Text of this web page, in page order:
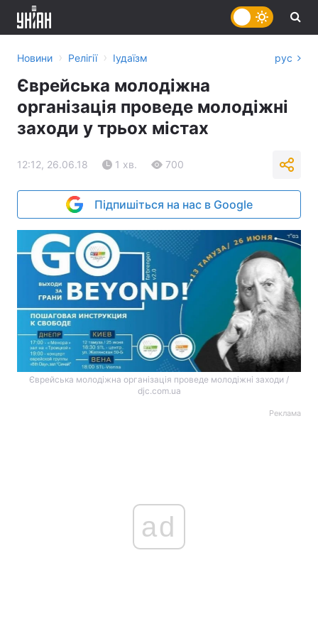
Новини › Релігії › Іудаїзм рус
Єврейська молодіжна
організація проведе молодіжні
заходи у трьох містах
12:12, 26.06.18 1 хв. 700
Підпишіться на нас в Google
Єврейська молодіжна організація проведе молодіжні заходи /
djc.com.ua
Реклама
ad